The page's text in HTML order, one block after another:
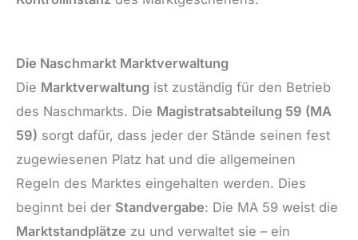
Die Naschmarkt Marktverwaltung
Die Marktverwaltung ist zuständig für den Betrieb
des Naschmarkts. Die Magistratsabteilung 59 (MA
59) sorgt dafür, dass jeder der Stände seinen fest
zugewiesenen Platz hat und die allgemeinen
Regeln des Marktes eingehalten werden. Dies
beginnt bei der Standvergabe: Die MA 59 weist die
Marktstandplätze zu und verwaltet sie – ein